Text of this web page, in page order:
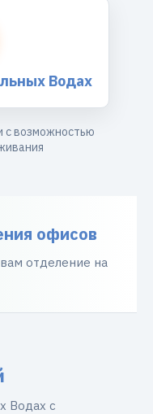
Водах
с возможностью
офисов
отделение на
Водах с